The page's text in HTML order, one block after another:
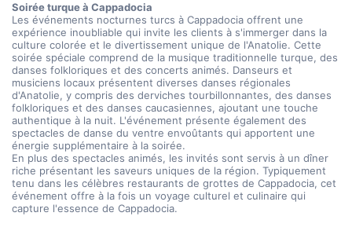
Soirée turque à Cappadocia
Les événements nocturnes turcs à Cappadocia offrent une
expérience inoubliable qui invite les clients à s'immerger dans la
culture colorée et le divertissement unique de l'Anatolie. Cette
soirée spéciale comprend de la musique traditionnelle turque, des
danses folkloriques et des concerts animés. Danseurs et
musiciens locaux présentent diverses danses régionales
d'Anatolie, y compris des derviches tourbillonnantes, des danses
folkloriques et des danses caucasiennes, ajoutant une touche
authentique à la nuit. L'événement présente également des
spectacles de danse du ventre envoûtants qui apportent une
énergie supplémentaire à la soirée.
En plus des spectacles animés, les invités sont servis à un dîner
riche présentant les saveurs uniques de la région. Typiquement
tenu dans les célèbres restaurants de grottes de Cappadocia, cet
événement offre à la fois un voyage culturel et culinaire qui
capture l'essence de Cappadocia.